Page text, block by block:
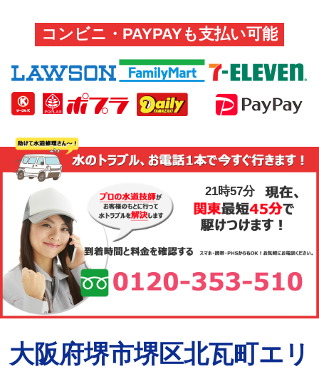
コンビニ・PAYPAYも支払い可能
21時57分
大阪府堺市堺区北瓦町エリ